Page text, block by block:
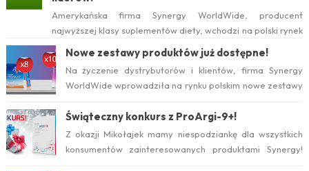
Amerykańska firma Synergy WorldWide, producent
najwyższej klasy suplementów diety, wchodzi na polski rynek
już w tym roku. Serwis internetow...
Nowe zestawy produktów już dostępne!
Na życzenie dystrybutorów i klientów, firma Synergy
WorldWide wprowadziła na rynku polskim nowe zestawy
Świąteczny konkurs z ProArgi-9+!
Z okazji Mikołajek mamy niespodziankę dla wszystkich
konsumentów zainteresowanych produktami Synergy!